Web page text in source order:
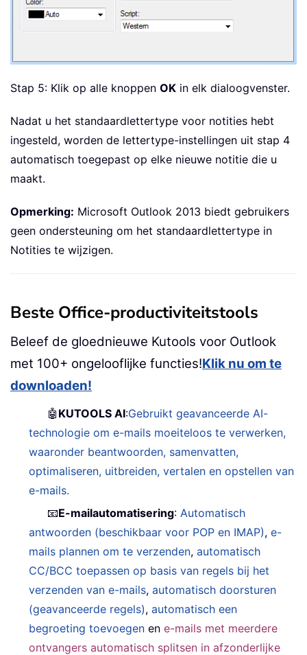
Stap 5: Klik op alle knoppen OK in elk dialoogvenster.
Nadat u het standaardlettertype voor notities hebt
ingesteld, worden de lettertype-instellingen uit stap 4
automatisch toegepast op elke nieuwe notitie die u
maakt.
Opmerking: Microsoft Outlook 2013 biedt gebruikers
geen ondersteuning om het standaardlettertype in
Notities te wijzigen.
Beste Office-productiviteitstools
Beleef de gloednieuwe Kutools voor Outlook
met 100+ ongelooflijke functies!Klik nu om te
downloaden!
🤖 KUTOOLS AI:Gebruikt geavanceerde AI-
technologie om e-mails moeiteloos te verwerken,
waaronder beantwoorden, samenvatten,
optimaliseren, uitbreiden, vertalen en opstellen van
e-mails.
📧E-mailautomatisering: Automatisch
antwoorden (beschikbaar voor POP en IMAP),e-
mails plannen om te verzenden,automatisch
CC/BCC toepassen op basis van regels bij het
verzenden van e-mails,automatisch doorsturen
(geavanceerde regels),automatisch een
begroeting toevoegen ene-mails met meerdere
ontvangers automatisch splitsen in afzonderlijke